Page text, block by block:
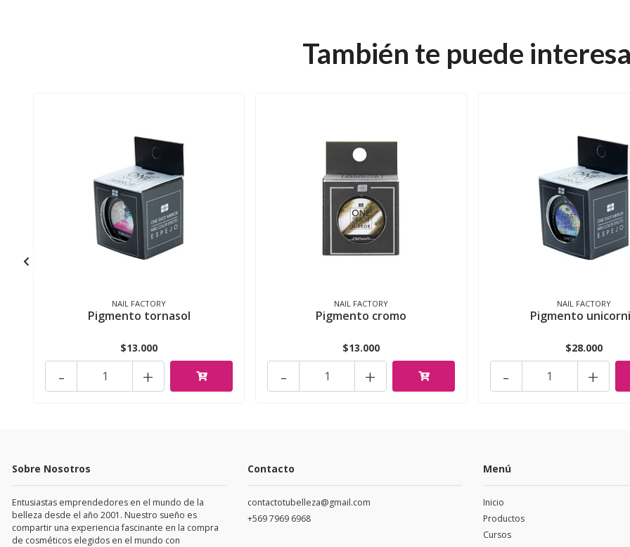
También te puede
NAIL FACTORY
Pigmento tornasol
$13.000
+
-
NAIL FACTORY
Pigmento cromo
$13.000
+
-
NAIL FACTORY
Pigmento
$28.000
+
-
Sobre Nosotros
Entusiastas emprendedores en el mundo de la
belleza desde el año 2001. Nuestro sueño es
compartir una experiencia fascinante en la compra
de cosméticos elegidos en el mundo con
Contacto
contactotubelleza@gmail.com
+569 7969 6968
Menú
Inicio
Productos
Cursos